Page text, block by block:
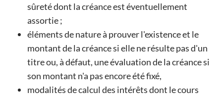
sûreté dont la créance est éventuellement
assortie ;
éléments de nature à prouver l'existence et le
montant de la créance si elle ne résulte pas d'un
titre ou, à défaut, une évaluation de la créance si
son montant n'a pas encore été fixé,
modalités de calcul des intérêts dont le cours